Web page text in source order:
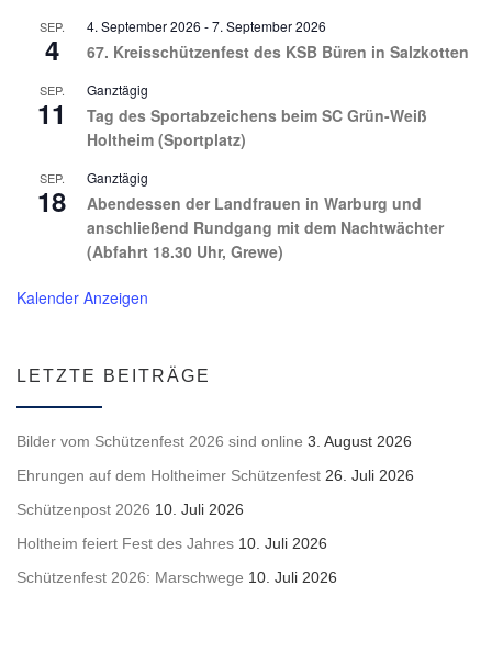
SEP.
4
4. September 2026 -7. September 2026
67. Kreisschützenfest des KSB Büren in Salzkotten
SEP.
11
Ganztägig
Tag des Sportabzeichens beim SC Grün-Weiß
Holtheim (Sportplatz)
SEP.
18
Ganztägig
Abendessen der Landfrauen in Warburg und
anschließend Rundgang mit dem Nachtwächter
(Abfahrt 18.30 Uhr, Grewe)
Kalender Anzeigen
LETZTE BEITRÄGE
Bilder vom Schützenfest 2026 sind online 3. August 2026
Ehrungen auf dem Holtheimer Schützenfest 26. Juli 2026
Schützenpost 2026 10. Juli 2026
Holtheim feiert Fest des Jahres 10. Juli 2026
Schützenfest 2026: Marschwege 10. Juli 2026